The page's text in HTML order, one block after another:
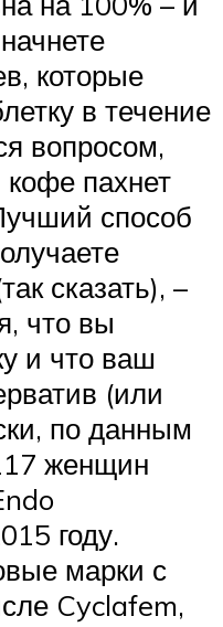
которые
в течение
вопросом,
пахнет
способ
сказать), –
что вы
и что ваш
(или
по данным
женщин
году.
марки с
Cyclafem,